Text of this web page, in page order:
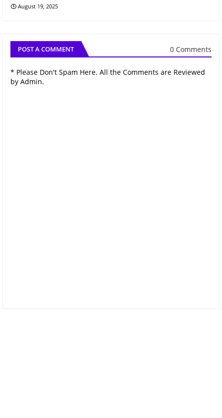
August 19, 2025
POST A COMMENT 0 Comments
* Please Don't Spam Here. All the Comments are Reviewed
by Admin.